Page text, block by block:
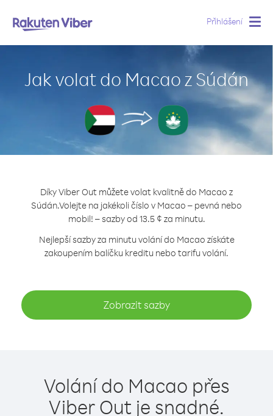
Přihlášení
Jak volat do Macao z Súdán
Díky Viber Out můžete volat kvalitně do Macao z
Súdán.Volejte na jakékoli číslo v Macao – pevná nebo
mobil! – sazby od 13.5 ¢ za minutu.
Nejlepší sazby za minutu volání do Macao získáte
zakoupením balíčku kreditu nebo tarifu volání.
Zobrazit sazby
Volání do Macao přes
Viber Out je snadné.